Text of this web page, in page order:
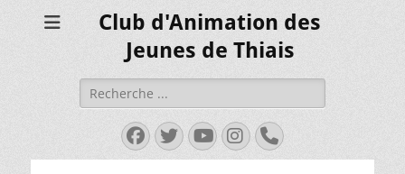
Club d'Animation des
Jeunes de Thiais
Rechercher :
Facebook
Twitter
YouTube
Instagram
Tél